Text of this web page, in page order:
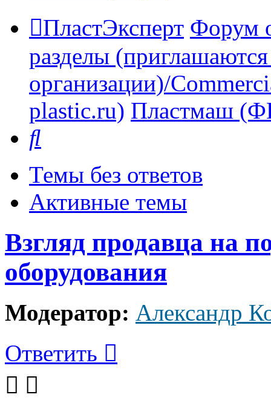
ПластЭксперт Форум
разделы
организации)/
plastic.ru) Пластмаш
Темы без ответов
Активные темы
Взгляд продавца на
оборудования
Модератор: Александр
Ответить